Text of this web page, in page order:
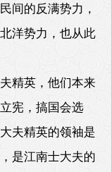
间的反满势力，
洋势力，也从此
精英，他们本来
宪，搞国会选
夫精英的领袖是
是江南士大夫的